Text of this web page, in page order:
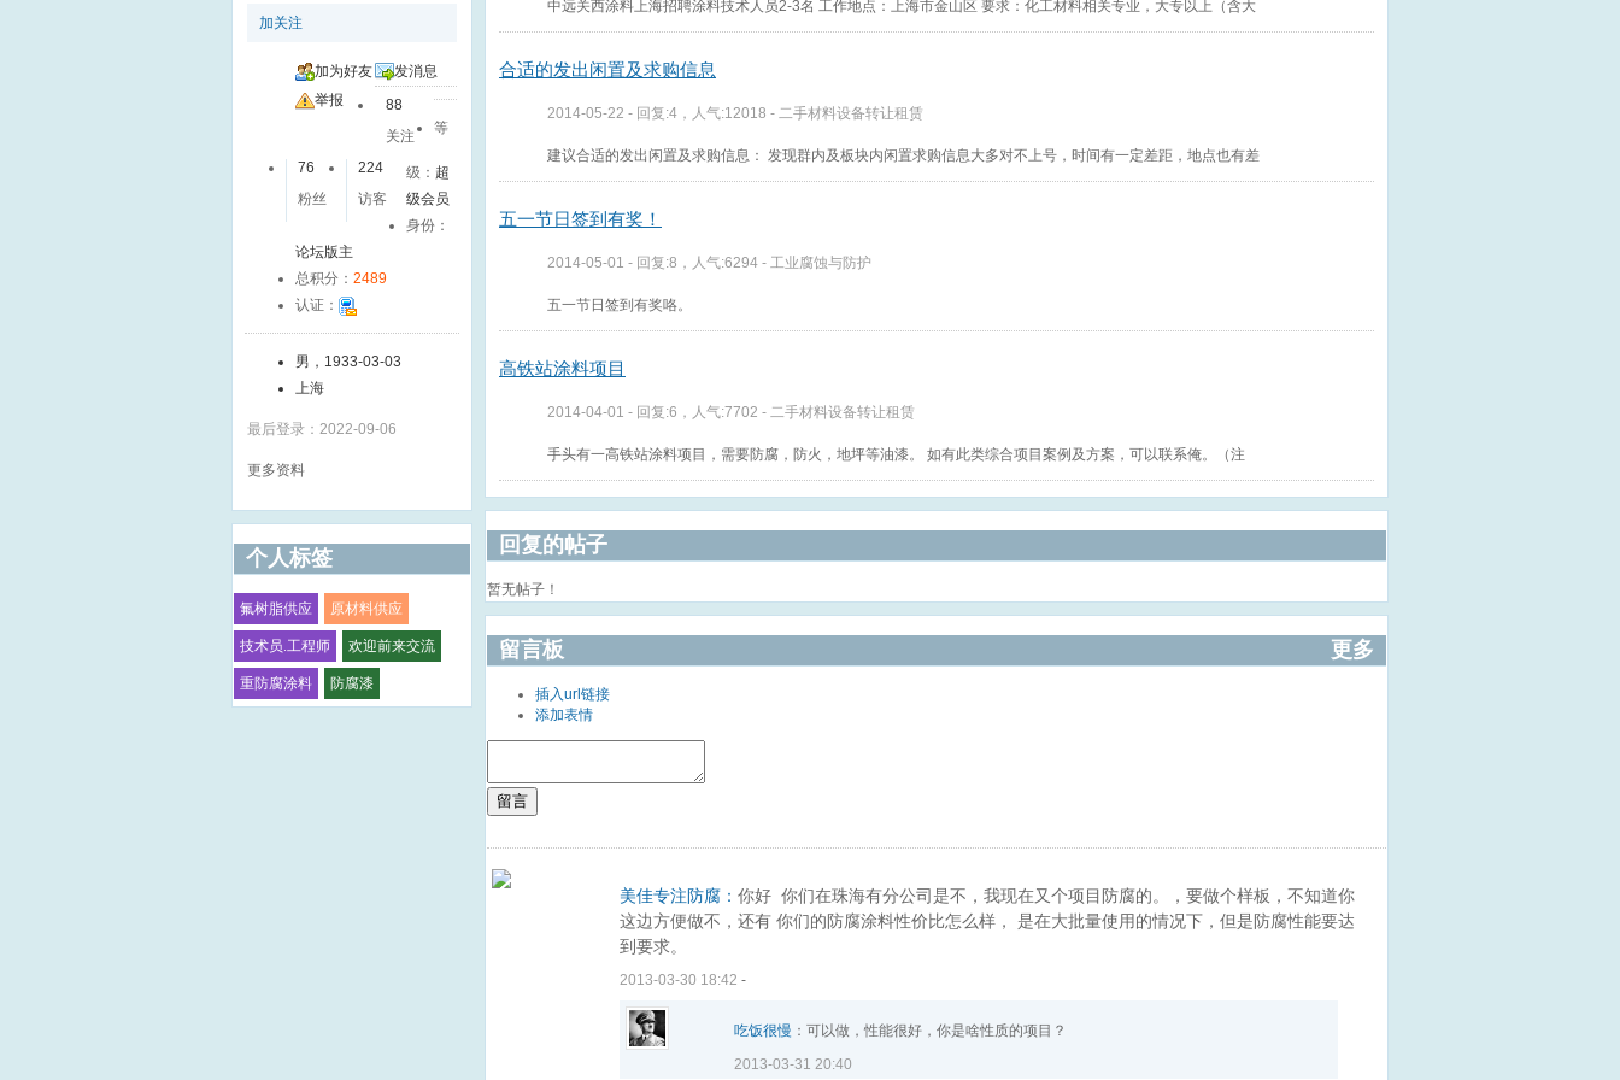
加关注
加为好友
发消息
举报
88
关注
76
粉丝
224
访客
等
级： 超
级会员
身份：
论坛版主
总积分： 2489
认证：
男，1933-03-03
上海
最后登录：2022-09-06
更多资料
个人标签
氟树脂供应 原材料供应
技术员.工程师 欢迎前来交流
重防腐涂料 防腐漆
中远关西涂料上海招聘涂料技术人员2-3名 工作地点：上海市金山区 要求：化工材料相关专业，大专以上（含大
合适的发出闲置及求购信息
2014-05-22 - 回复:4，人气:12018 - 二手材料设备转让租赁
建议合适的发出闲置及求购信息： 发现群内及板块内闲置求购信息大多对不上号，时间有一定差距，地点也有差
五一节日签到有奖！
2014-05-01 - 回复:8，人气:6294 - 工业腐蚀与防护
五一节日签到有奖咯。
高铁站涂料项目
2014-04-01 - 回复:6，人气:7702 - 二手材料设备转让租赁
手头有一高铁站涂料项目，需要防腐，防火，地坪等油漆。 如有此类综合项目案例及方案，可以联系俺。（注
回复的帖子
暂无帖子！
更多
留言板
插入url链接
添加表情
留言
美佳专注防腐： 你好 你们在珠海有分公司是不，我现在又个项目防腐的。，要做个样板，不知道你
这边方便做不，还有 你们的防腐涂料性价比怎么样， 是在大批量使用的情况下，但是防腐性能要达
到要求。
2013-03-30 18:42 -
吃饭很慢 ：可以做，性能很好，你是啥性质的项目？
2013-03-31 20:40